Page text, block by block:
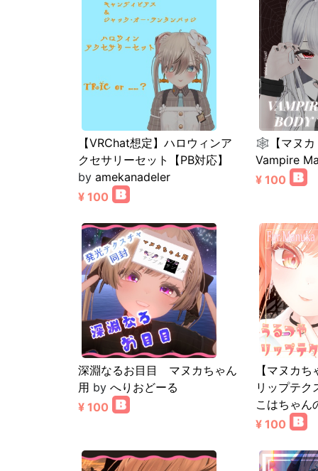
【VRChat想定】ハロウィンア
クセサリーセット【PB対応】
by amekanadeler
¥ 100
🕸️【マヌカ
Vampire
¥ 100
深淵なるお目目 マヌカちゃん
用 by へりおどーる
¥ 100
【マヌカ
リップテ
こはちゃん
¥ 100